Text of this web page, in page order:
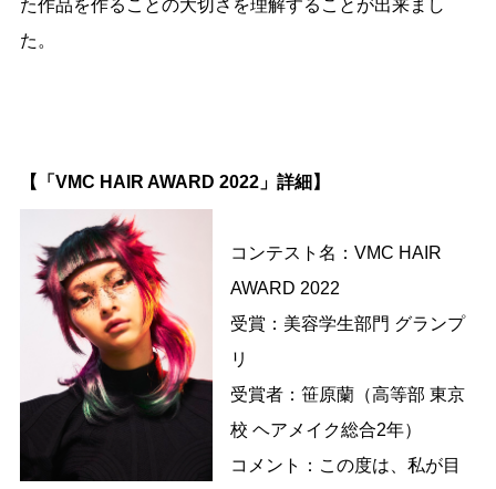
た作品を作ることの大切さを理解することが出来まし
た。
【「VMC HAIR AWARD 2022」詳細】
コンテスト名：VMC HAIR
AWARD 2022
受賞：美容学生部門 グランプ
リ
受賞者：笹原蘭（高等部 東京
校 ヘアメイク総合2年）
コメント：この度は、私が目